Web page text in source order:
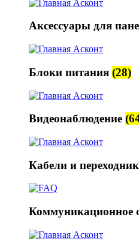
Аксессуары для
Блоки питания (28)
Видеонаблюдение
Кабели и
Коммуникационное